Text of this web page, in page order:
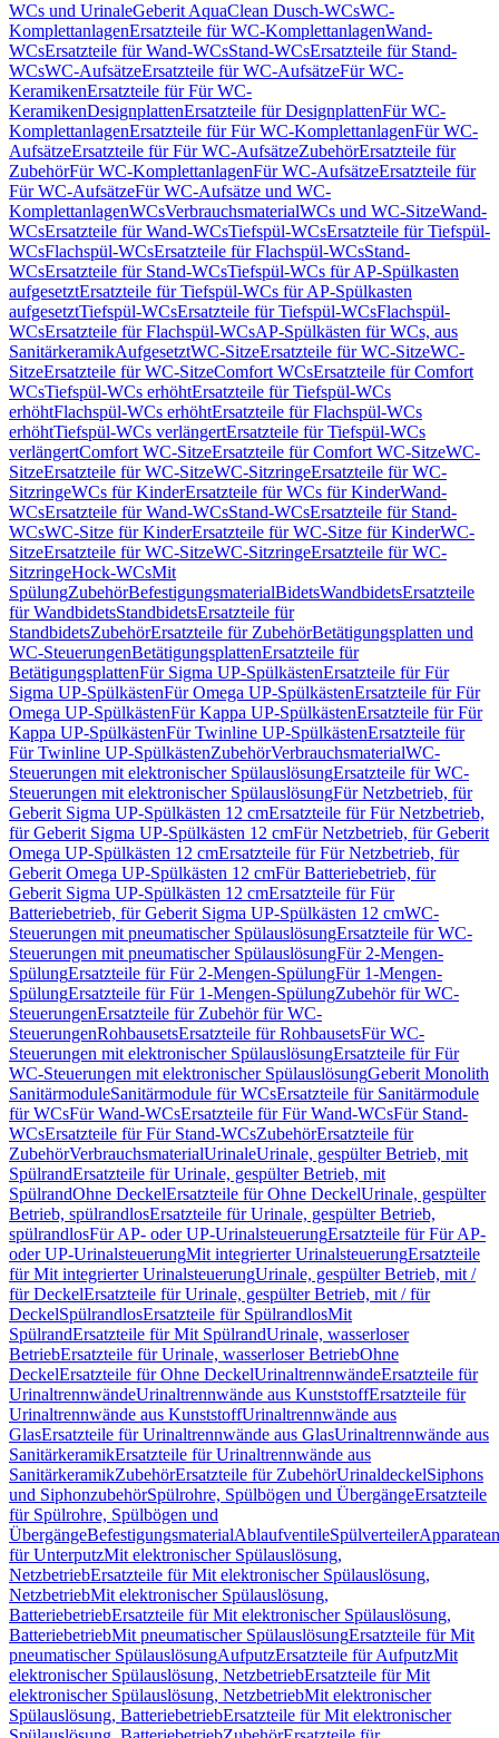
WCs und UrinaleGeberit AquaClean Dusch-WCsWC-
KomplettanlagenErsatzteile für WC-KomplettanlagenWand-
WCsErsatzteile für Wand-WCsStand-WCsErsatzteile für Stand-
WCsWC-AufsätzeErsatzteile für WC-AufsätzeFür WC-
KeramikenErsatzteile für Für WC-
KeramikenDesignplattenErsatzteile für DesignplattenFür WC-
KomplettanlagenErsatzteile für Für WC-KomplettanlagenFür WC-
AufsätzeErsatzteile für Für WC-AufsätzeZubehörErsatzteile für
ZubehörFür WC-KomplettanlagenFür WC-AufsätzeErsatzteile für
Für WC-AufsätzeFür WC-Aufsätze und WC-
KomplettanlagenWCsVerbrauchsmaterialWCs und WC-SitzeWand-
WCsErsatzteile für Wand-WCsTiefspül-WCsErsatzteile für Tiefspül-
WCsFlachspül-WCsErsatzteile für Flachspül-WCsStand-
WCsErsatzteile für Stand-WCsTiefspül-WCs für AP-Spülkasten
aufgesetztErsatzteile für Tiefspül-WCs für AP-Spülkasten
aufgesetztTiefspül-WCsErsatzteile für Tiefspül-WCsFlachspül-
WCsErsatzteile für Flachspül-WCsAP-Spülkästen für WCs, aus
SanitärkeramikAufgesetztWC-SitzeErsatzteile für WC-SitzeWC-
SitzeErsatzteile für WC-SitzeComfort WCsErsatzteile für Comfort
WCsTiefspül-WCs erhöhtErsatzteile für Tiefspül-WCs
erhöhtFlachspül-WCs erhöhtErsatzteile für Flachspül-WCs
erhöhtTiefspül-WCs verlängertErsatzteile für Tiefspül-WCs
verlängertComfort WC-SitzeErsatzteile für Comfort WC-SitzeWC-
SitzeErsatzteile für WC-SitzeWC-SitzringeErsatzteile für WC-
SitzringeWCs für KinderErsatzteile für WCs für KinderWand-
WCsErsatzteile für Wand-WCsStand-WCsErsatzteile für Stand-
WCsWC-Sitze für KinderErsatzteile für WC-Sitze für KinderWC-
SitzeErsatzteile für WC-SitzeWC-SitzringeErsatzteile für WC-
SitzringeHock-WCsMit
SpülungZubehörBefestigungsmaterialBidetsWandbidetsErsatzteile
für WandbidetsStandbidetsErsatzteile für
StandbidetsZubehörErsatzteile für ZubehörBetätigungsplatten und
WC-SteuerungenBetätigungsplattenErsatzteile für
BetätigungsplattenFür Sigma UP-SpülkästenErsatzteile für Für
Sigma UP-SpülkästenFür Omega UP-SpülkästenErsatzteile für Für
Omega UP-SpülkästenFür Kappa UP-SpülkästenErsatzteile für Für
Kappa UP-SpülkästenFür Twinline UP-SpülkästenErsatzteile für
Für Twinline UP-SpülkästenZubehörVerbrauchsmaterialWC-
Steuerungen mit elektronischer SpülauslösungErsatzteile für WC-
Steuerungen mit elektronischer SpülauslösungFür Netzbetrieb, für
Geberit Sigma UP-Spülkästen 12 cmErsatzteile für Für Netzbetrieb,
für Geberit Sigma UP-Spülkästen 12 cmFür Netzbetrieb, für Geberit
Omega UP-Spülkästen 12 cmErsatzteile für Für Netzbetrieb, für
Geberit Omega UP-Spülkästen 12 cmFür Batteriebetrieb, für
Geberit Sigma UP-Spülkästen 12 cmErsatzteile für Für
Batteriebetrieb, für Geberit Sigma UP-Spülkästen 12 cmWC-
Steuerungen mit pneumatischer SpülauslösungErsatzteile für WC-
Steuerungen mit pneumatischer SpülauslösungFür 2-Mengen-
SpülungErsatzteile für Für 2-Mengen-SpülungFür 1-Mengen-
SpülungErsatzteile für Für 1-Mengen-SpülungZubehör für WC-
SteuerungenErsatzteile für Zubehör für WC-
SteuerungenRohbausetsErsatzteile für RohbausetsFür WC-
Steuerungen mit elektronischer SpülauslösungErsatzteile für Für
WC-Steuerungen mit elektronischer SpülauslösungGeberit Monolith
SanitärmoduleSanitärmodule für WCsErsatzteile für Sanitärmodule
für WCsFür Wand-WCsErsatzteile für Für Wand-WCsFür Stand-
WCsErsatzteile für Für Stand-WCsZubehörErsatzteile für
ZubehörVerbrauchsmaterialUrinaleUrinale, gespülter Betrieb, mit
SpülrandErsatzteile für Urinale, gespülter Betrieb, mit
SpülrandOhne DeckelErsatzteile für Ohne DeckelUrinale, gespülter
Betrieb, spülrandlosErsatzteile für Urinale, gespülter Betrieb,
spülrandlosFür AP- oder UP-UrinalsteuerungErsatzteile für Für AP-
oder UP-UrinalsteuerungMit integrierter UrinalsteuerungErsatzteile
für Mit integrierter UrinalsteuerungUrinale, gespülter Betrieb, mit /
für DeckelErsatzteile für Urinale, gespülter Betrieb, mit / für
DeckelSpülrandlosErsatzteile für SpülrandlosMit
SpülrandErsatzteile für Mit SpülrandUrinale, wasserloser
BetriebErsatzteile für Urinale, wasserloser BetriebOhne
DeckelErsatzteile für Ohne DeckelUrinaltrennwändeErsatzteile für
UrinaltrennwändeUrinaltrennwände aus KunststoffErsatzteile für
Urinaltrennwände aus KunststoffUrinaltrennwände aus
GlasErsatzteile für Urinaltrennwände aus GlasUrinaltrennwände aus
SanitärkeramikErsatzteile für Urinaltrennwände aus
SanitärkeramikZubehörErsatzteile für ZubehörUrinaldeckelSiphons
und SiphonzubehörSpülrohre, Spülbögen und ÜbergängeErsatzteile
für Spülrohre, Spülbögen und
ÜbergängeBefestigungsmaterialAblaufventileSpülverteiler
für UnterputzMit elektronischer Spülauslösung,
NetzbetriebErsatzteile für Mit elektronischer Spülauslösung,
NetzbetriebMit elektronischer Spülauslösung,
BatteriebetriebErsatzteile für Mit elektronischer Spülauslösung,
BatteriebetriebMit pneumatischer SpülauslösungErsatzteile für Mit
pneumatischer SpülauslösungAufputzErsatzteile für AufputzMit
elektronischer Spülauslösung, NetzbetriebErsatzteile für Mit
elektronischer Spülauslösung, NetzbetriebMit elektronischer
Spülauslösung, BatteriebetriebErsatzteile für Mit elektronischer